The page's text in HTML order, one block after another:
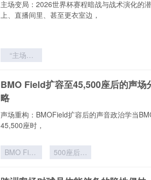
体系重构
主场变局：2026世界杯赛程暗战与战术演化的
上、直播间里、甚至更衣室边，
“主场变
暗战与战术
演化的潜在
BMO Field扩容至45,500座后的声场
略
声场重构：BMOField扩容后的声音政治学当
45,500座时，
BMO Field
扩容至45
500座后的